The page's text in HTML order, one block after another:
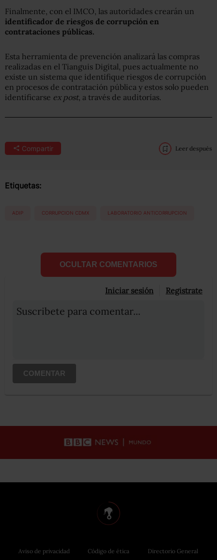
Finalmente, con el IMCO, las autoridades crearán un
identificador de riesgos de corrupción en
contrataciones públicas.
Esta herramienta de prevención analizará las compras
realizadas en el Tianguis Digital, pues actualmente no
existe un sistema que identifique riesgos de corrupción
en procesos de contratación pública y estos solo pueden
identificarse ex post, a través de auditorías.
Compartir Leer después
Etiquetas:
ADIP CORRUPCION CDMX LABORATORIO ANTICORRUPCION
OCULTAR COMENTARIOS
Iniciar sesión Registrate
Suscribete para comentar...
COMENTAR
Aviso de privacidad Código de ética Directorio General